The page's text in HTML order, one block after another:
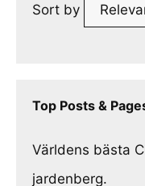
Sort by
Top Posts &
Världens bästa
jardenberg.